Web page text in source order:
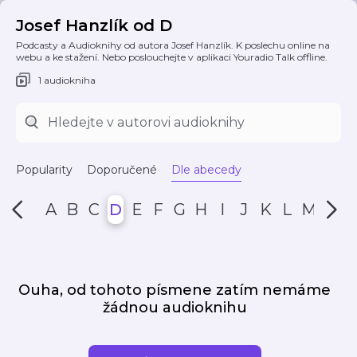
Josef Hanzlík od D
Podcasty a Audioknihy od autora Josef Hanzlík. K poslechu online na
webu a ke stažení. Nebo poslouchejte v aplikaci Youradio Talk offline.
1 audiokniha
Popularity Doporučené Dle abecedy
A B C D E F G H I J K L M N
Ouha, od tohoto písmene zatím nemáme
žádnou audioknihu